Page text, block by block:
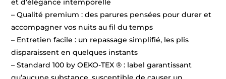
et d’élégance intemporelle
– Qualité premium : des parures pensées pour durer et
accompagner vos nuits au fil du temps
– Entretien facile : un repassage simplifié, les plis
disparaissent en quelques instants
– Standard 100 by OEKO-TEX ® : label garantissant